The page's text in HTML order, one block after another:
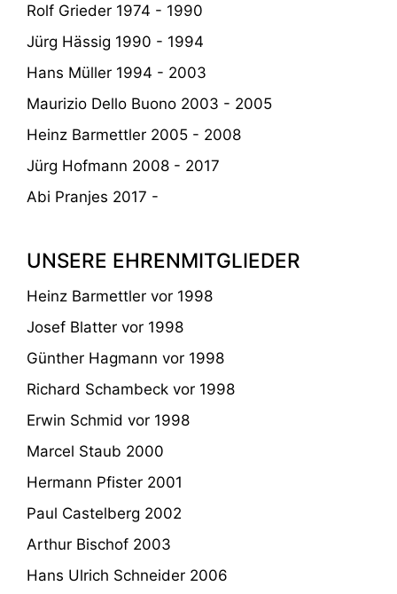
Rolf Grieder 1974 - 1990
Jürg Hässig 1990 - 1994
Hans Müller 1994 - 2003
Maurizio Dello Buono 2003 - 2005
Heinz Barmettler 2005 - 2008
Jürg Hofmann 2008 - 2017
Abi Pranjes 2017 -
UNSERE EHRENMITGLIEDER
Heinz Barmettler vor 1998
Josef Blatter vor 1998
Günther Hagmann vor 1998
Richard Schambeck vor 1998
Erwin Schmid vor 1998
Marcel Staub 2000
Hermann Pfister 2001
Paul Castelberg 2002
Arthur Bischof 2003
Hans Ulrich Schneider 2006